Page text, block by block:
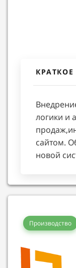
логики и
сайтом.
новой
Производство